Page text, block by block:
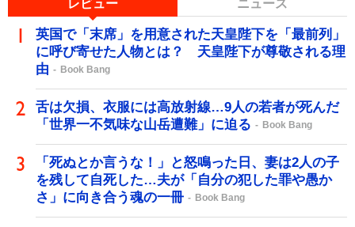
レビュー ニュース
英国で「末席」を用意された天皇陛下を「最前列」
に呼び寄せた人物とは？ 天皇陛下が尊敬される理
由
Book Bang
舌は欠損、衣服には高放射線…9人の若者が死んだ
「世界一不気味な山岳遭難」に迫る
Book Bang
「死ぬとか言うな！」と怒鳴った日、妻は2人の子
を残して自死した…夫が「自分の犯した罪や愚か
さ」に向き合う魂の一冊
Book Bang